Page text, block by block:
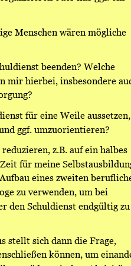
Menschen wären mögliche
beenden? Welche
mir hierbei, insbesondere
für eine Weile
ggf. umzuorientieren?
z.B. auf ein halbes
für meine
eines zweiten
zu verwenden, um bei
den Schuldienst endgültig zu
stellt sich dann die Frage,
können, um